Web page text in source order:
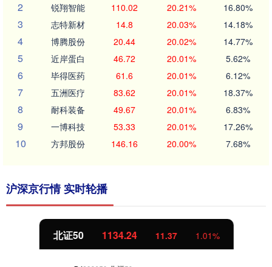
2 锐翔智能 110.02 20.21% 16.80%
3 志特新材 14.8 20.03% 14.18%
4 博腾股份 20.44 20.02% 14.77%
5 近岸蛋白 46.72 20.01% 5.62%
6 毕得医药 61.6 20.01% 6.12%
7 五洲医疗 83.62 20.01% 18.37%
8 耐科装备 49.67 20.01% 6.83%
9 一博科技 53.33 20.01% 17.26%
10 方邦股份 146.16 20.00% 7.68%
沪深京行情 实时轮播
北证50 1134.24 11.37 1.01%